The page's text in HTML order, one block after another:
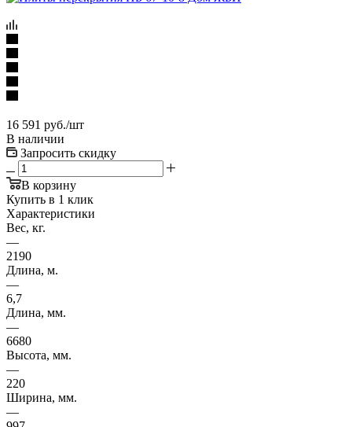
16 591 руб./шт
В наличии
Запросить скидку
В корзину
Купить в 1 клик
Характеристики
Вес, кг.
—
2190
Длина, м.
—
6,7
Длина, мм.
—
6680
Высота, мм.
—
220
Ширина, мм.
—